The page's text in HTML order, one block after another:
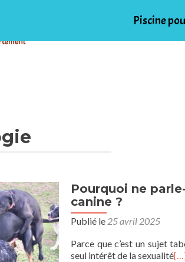
Présentation
Pourquoi ne
canine ?
Publié le 25 avril 2025
Parce que c’est un sujet
seul intérêt de la sexualité
Piscine